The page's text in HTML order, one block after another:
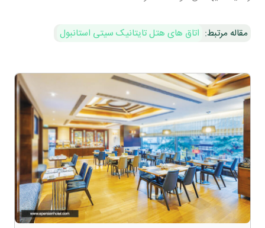
مقاله مرتبط: اتاق های هتل تایتانیک سیتی استانبول